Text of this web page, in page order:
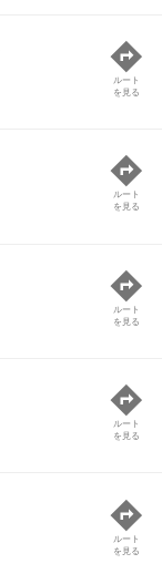
ルート
を見る
ルート
を見る
ルート
を見る
ルート
を見る
ルート
を見る